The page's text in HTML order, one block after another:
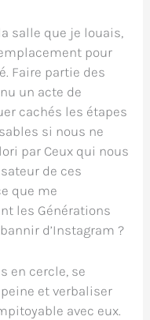
salle que je louais,
pour
Faire partie des
un acte de
cachés les étapes
si nous ne
par Ceux qui nous
de ces
que me
les Générations
d’Instagram ?
en cercle, se
et verbaliser
avec eux.